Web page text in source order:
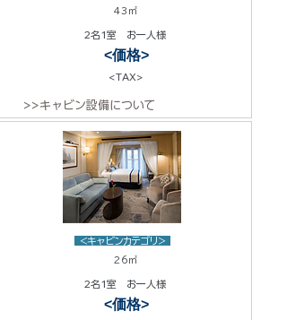
43㎡
2名1室 お一人様
<価格>
<TAX>
>>キャビン設備について
<キャビンカテゴリ>
26㎡
2名1室 お一人様
<価格>